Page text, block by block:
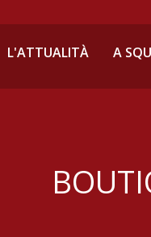
L'ATTUALITÀ A